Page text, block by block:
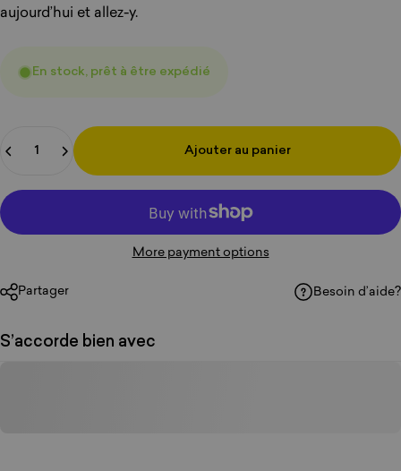
aujourd’hui et allez-y.
En stock, prêt à être expédié
Ajouter au panier
More payment options
Partager Besoin d’aide?
S’accorde bien avec